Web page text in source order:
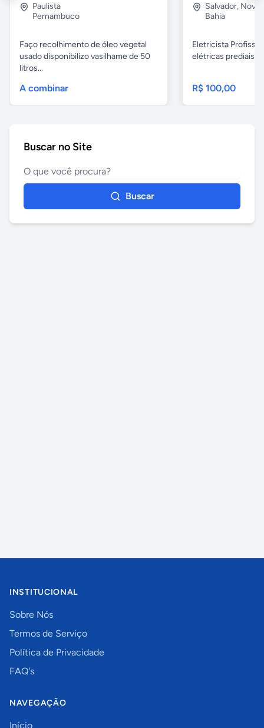
Paulista
Pernambuco
Faço recolhimento de óleo vegetal
usado disponibilizo vasilhame de 50
litros...
A combinar
Salvador, Nova
Bahia
Eletricista
elétricas prediais e
R$ 100,00
Buscar no Site
Buscar
INSTITUCIONAL
Sobre Nós
Termos de Serviço
Política de Privacidade
FAQ's
NAVEGAÇÃO
Início